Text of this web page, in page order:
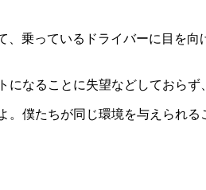
乗っているドライバーに目を
なることに失望などしておらず
僕たちが同じ環境を与えられる